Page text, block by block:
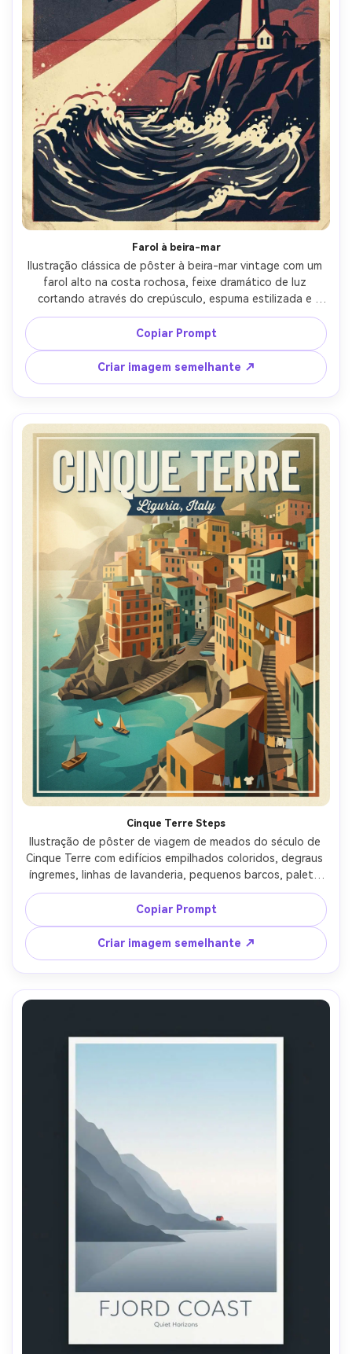
Farol à beira-mar
Ilustração clássica de pôster à beira-mar vintage com um
farol alto na costa rochosa, feixe dramático de luz
cortando através do crepúsculo, espuma estilizada e
ondas, paleta de marinha profunda e creme com sotaque
vermelho, manchete de viagem tradicional "Costa do
farol" com pequena legenda "Luzes guiantes", grão de
serigrafia, papel ligeiramente desgastado, lente de 85mm,
profundidade de campo rasa-AR 4:5
Copiar Prompt
Criar imagem semelhante ↗
Cinque Terre Steps
Ilustração de pôster de viagem de meados do século de
Cinque Terre com edifícios empilhados coloridos, degraus
íngremes, linhas de lavanderia, pequenos barcos, paleta
mediterrânea quente, blocos de sombra geométrica,
manchete ousado "Cinque Terre" com legenda "Ligúria,
Itália", grão de tinta texturizada e desvanecimento sutil,
layout emoldurado limpo, lente de 85mm, profundidade
de campo rasa, iluminação cinematográfica suave-AR 4:5
Copiar Prompt
Criar imagem semelhante ↗